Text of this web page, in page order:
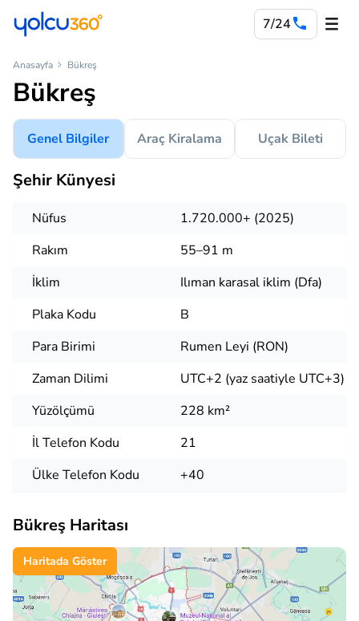
7/24
Anasayfa Bükreş
Bükreş
Genel Bilgiler Araç Kiralama Uçak Bileti
Şehir Künyesi
Nüfus
1.720.000+ (2025)
Rakım
55–91 m
İklim
Ilıman karasal iklim (Dfa)
Plaka Kodu
B
Para Birimi
Rumen Leyi (RON)
Zaman Dilimi
UTC+2 (yaz saatiyle UTC+3)
Yüzölçümü
228 km²
İl Telefon Kodu
21
Ülke Telefon Kodu
+40
Bükreş Haritası
Haritada Göster